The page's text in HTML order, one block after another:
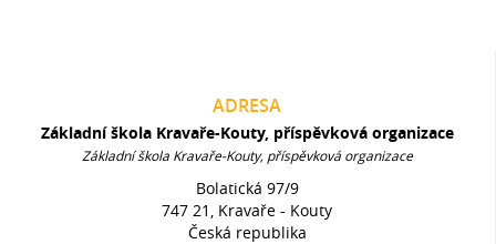
ADRESA
Základní škola Kravaře-Kouty, příspěvková organizace
Základní škola Kravaře-Kouty, příspěvková organizace
Bolatická 97/9
747 21, Kravaře - Kouty
Česká republika